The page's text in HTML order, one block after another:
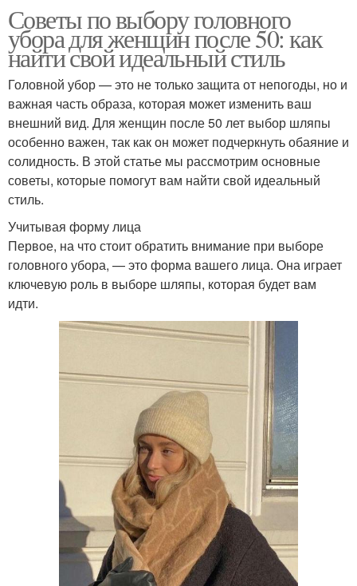
Советы по выбору головного
убора для женщин после 50: как
найти свой идеальный стиль
Головной убор — это не только защита от непогоды, но и
важная часть образа, которая может изменить ваш
внешний вид. Для женщин после 50 лет выбор шляпы
особенно важен, так как он может подчеркнуть обаяние и
солидность. В этой статье мы рассмотрим основные
советы, которые помогут вам найти свой идеальный
стиль.
Учитывая форму лица
Первое, на что стоит обратить внимание при выборе
головного убора, — это форма вашего лица. Она играет
ключевую роль в выборе шляпы, которая будет вам
идти.